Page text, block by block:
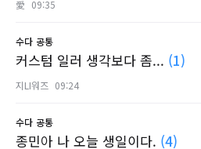
愛 09:35
수다 공통
커스텀 일러 생각보다 좀... (1)
지LI워즈 09:24
수다 공통
종민아 나 오늘 생일이다. (4)